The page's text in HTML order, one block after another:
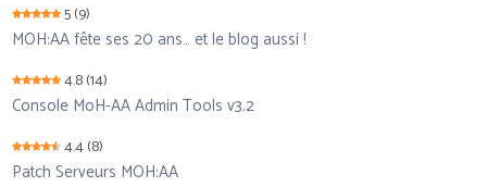
5(9)
MOH:AA fête ses 20 ans… et le blog aussi !
4.8(14)
Console MoH-AA Admin Tools v3.2
4.4(8)
Patch Serveurs MOH:AA